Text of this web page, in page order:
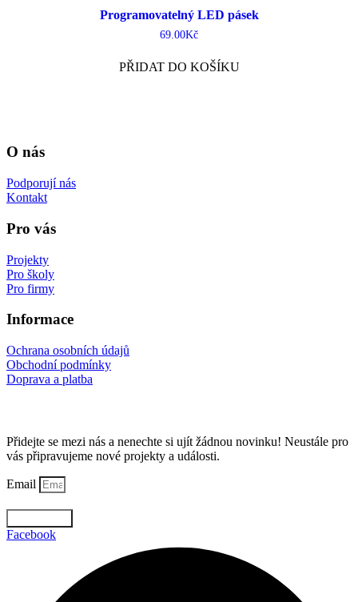
Programovatelný LED pásek
69.00Kč
PŘIDAT DO KOŠÍKU
O nás
Podporují nás
Kontakt
Pro vás
Projekty
Pro školy
Pro firmy
Informace
Ochrana osobních údajů
Obchodní podmínky
Doprava a platba
Přidejte se mezi nás a nenechte si ujít žádnou novinku! Neustále pro
vás připravujeme nové projekty a události.
Email
Facebook